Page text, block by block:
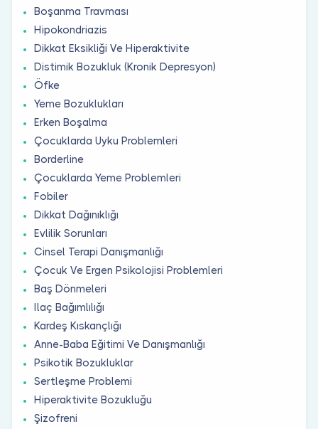
Boşanma Travması
Hipokondriazis
Dikkat Eksikliği Ve Hiperaktivite
Distimik Bozukluk (Kronik Depresyon)
Öfke
Yeme Bozuklukları
Erken Boşalma
Çocuklarda Uyku Problemleri
Borderline
Çocuklarda Yeme Problemleri
Fobiler
Dikkat Dağınıklığı
Evlilik Sorunları
Cinsel Terapi Danışmanlığı
Çocuk Ve Ergen Psikolojisi Problemleri
Baş Dönmeleri
Ilaç Bağımlılığı
Kardeş Kıskançlığı
Anne-Baba Eğitimi Ve Danışmanlığı
Psikotik Bozukluklar
Sertleşme Problemi
Hiperaktivite Bozukluğu
Şizofreni